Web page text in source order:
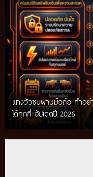
แทงวัวชนผ่านมือถือ ทำอย่า
ได้ทุกที่ อัปเดตปี 2026